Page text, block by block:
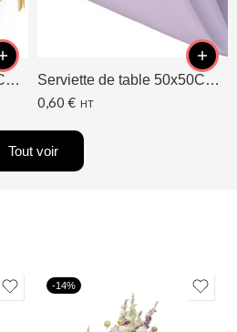
Serviette de table 50x50CM Terracotta Serviette de table 50x50CM Lavande/Lilas
0,60 € HT
Tout voir
-14%